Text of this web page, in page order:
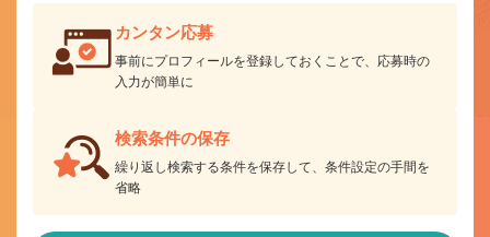
カンタン応募
事前にプロフィールを登録しておくことで、応募時の
入力が簡単に
検索条件の保存
繰り返し検索する条件を保存して、条件設定の手間を
省略